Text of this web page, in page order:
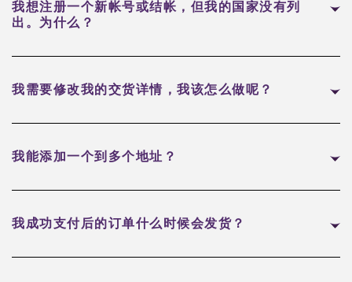
我想注册一个新帐号或结帐，但我的国家没有列
出。为什么？
我需要修改我的交货详情，我该怎么做呢？
我能添加一个到多个地址？
我成功支付后的订单什么时候会发货？